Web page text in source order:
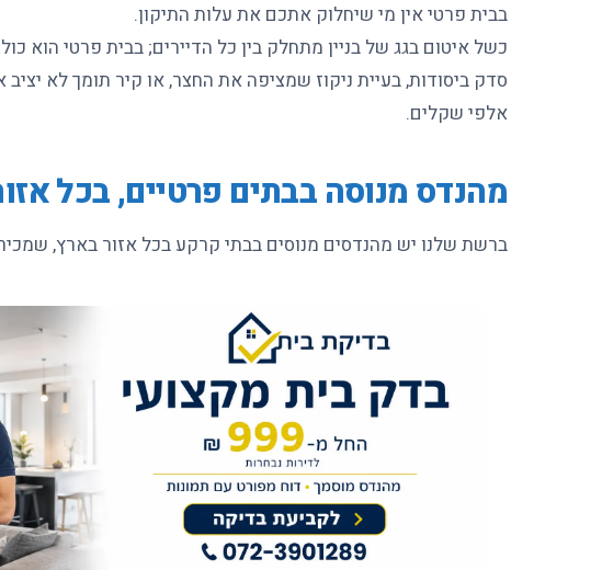
בבית פרטי אין מי שיחלוק אתכם את עלות התיקון.
כשל איטום בגג של בניין מתחלק בין כל הדיירים; בבית פרטי הוא
סדק ביסודות, בעיית ניקוז שמציפה את החצר, או קיר תומך לא
אלפי שקלים.
מהנדס מנוסה בבתים פרטיים, בכל
ברשת שלנו יש מהנדסים מנוסים בבתי קרקע בכל אזור בארץ,